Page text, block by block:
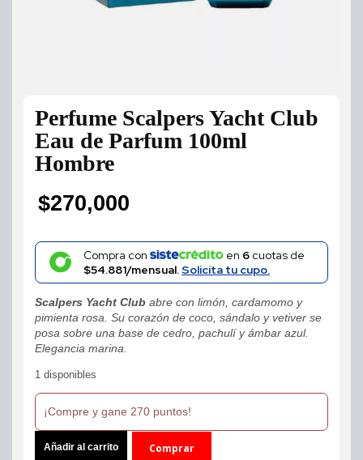
Perfume Scalpers Yacht Club
Eau de Parfum 100ml
Hombre
$270,000
Compra con en 6cuotas de
$54.881/mensual.Solicita tu cupo.
Scalpers Yacht Club abre con limón, cardamomo y
pimienta rosa. Su corazón de coco, sándalo y vetiver se
posa sobre una base de cedro, pachulí y ámbar azul.
Elegancia marina.
1 disponibles
¡Compre y gane 270 puntos!
Scalpers
Añadir al carrito Comprar